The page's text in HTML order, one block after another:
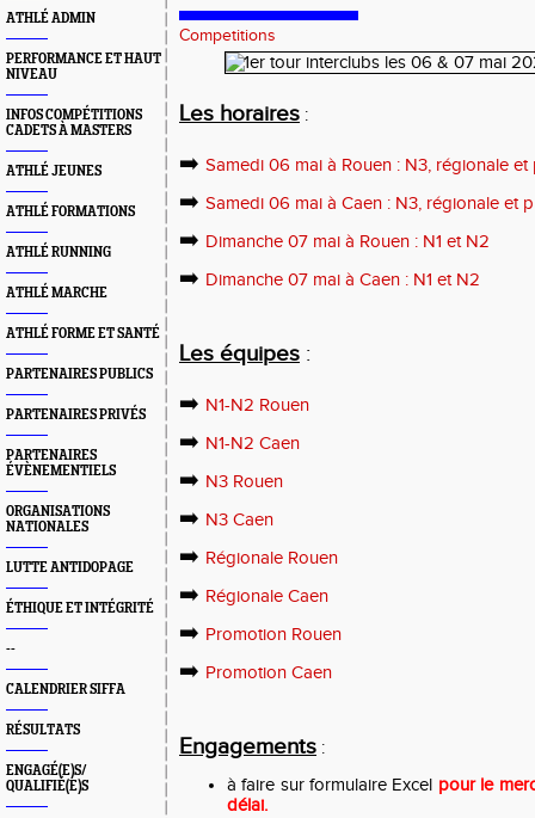
ATHLÉ ADMIN
PERFORMANCE ET HAUT
NIVEAU
INFOS COMPÉTITIONS
CADETS À MASTERS
ATHLÉ JEUNES
ATHLÉ FORMATIONS
ATHLÉ RUNNING
ATHLÉ MARCHE
ATHLÉ FORME ET SANTÉ
PARTENAIRES PUBLICS
PARTENAIRES PRIVÉS
PARTENAIRES
ÉVÈNEMENTIELS
ORGANISATIONS
NATIONALES
LUTTE ANTIDOPAGE
ÉTHIQUE ET INTÉGRITÉ
--
CALENDRIER SIFFA
RÉSULTATS
ENGAGÉ(E)S/
QUALIFIÉ(E)S
Competitions
Les horaires :
➡️ Samedi 06 mai à Rouen : N3, régionale
➡️ Samedi 06 mai à Caen : N3, régionale et
➡️ Dimanche 07 mai à Rouen : N1 et N2
➡️ Dimanche 07 mai à Caen : N1 et N2
Les équipes :
➡️ N1-N2 Rouen
➡️ N1-N2 Caen
➡️ N3 Rouen
➡️ N3 Caen
➡️ Régionale Rouen
➡️ Régionale Caen
➡️ Promotion Rouen
➡️ Promotion Caen
Engagements :
à faire sur formulaire Excel pour le
délai.